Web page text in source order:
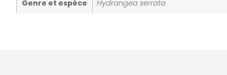
Genre et espèce Hydrangea serrata